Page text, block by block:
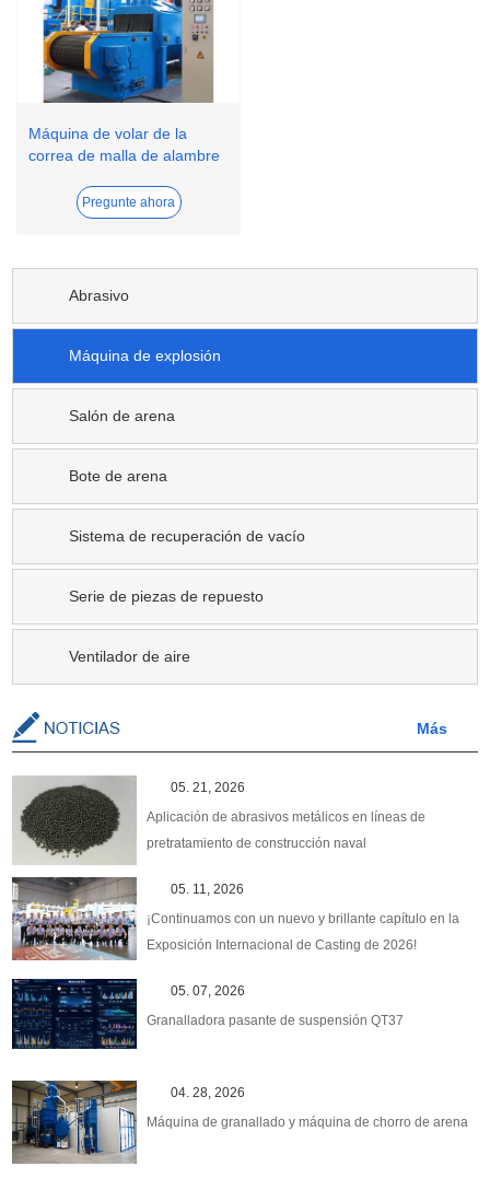
Máquina de volar de la
correa de malla de alambre
Pregunte ahora
Abrasivo
Máquina de explosión
Salón de arena
Bote de arena
Sistema de recuperación de vacío
Serie de piezas de repuesto
Ventilador de aire
Más
05. 21, 2026
Aplicación de abrasivos metálicos en líneas de
pretratamiento de construcción naval
05. 11, 2026
¡Continuamos con un nuevo y brillante capítulo en la
Exposición Internacional de Casting de 2026!
05. 07, 2026
Granalladora pasante de suspensión QT37
04. 28, 2026
Máquina de granallado y máquina de chorro de arena